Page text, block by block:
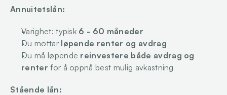
Annuitetslån:
Varighet: typisk 6 - 60 måneder
Du mottar løpende renter og avdrag
Du må løpende reinvestere både avdrag og
renter for å oppnå best mulig avkastning
Stående lån: